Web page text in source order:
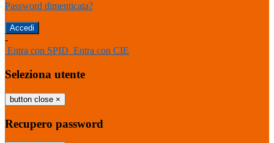
Password dimenticata?
-
Entra con SPID Entra con CIE
Seleziona utente
button close ×
Recupero password